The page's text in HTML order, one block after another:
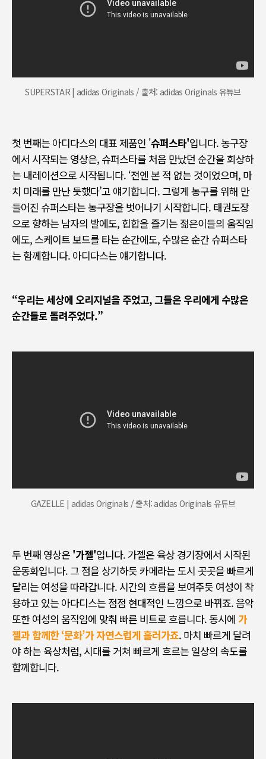
SUPERSTAR | adidas Originals / 출처: adidas Originals 유튜브
첫 번째는 아디다스의 대표 제품인 '슈퍼스타'입니다.농구장
에서 시작되는 영상은, 슈퍼스타를 처음 만났던 순간을 회상하
는 내레이션으로 시작됩니다. ‘전엔 본 적 없는 것이었으며, 마
치 미래를 만난 듯했다’고 얘기합니다. 그렇게 농구를 위해 만
들어진 슈퍼스타는 농구장을 벗어나기 시작합니다. 태권도장
으로 향하는 남자의 발에도, 힙합을 즐기는 젊은이들의 움직임
에도, 스케이트 보드를 타는 순간에도,수많은 순간 슈퍼스타
는 함께합니다. 아디다스는 얘기합니다.
“우리는 세상에 오리지널을 주었고,그들은 우리에게 수많은
순간들로 돌려주었다.”
GAZELLE | adidas Originals / 출처: adidas Originals 유튜브
두 번째 영상은 '가젤'입니다. 가젤은 육상 경기장에서 시작된
운동화입니다. 그 점을 상기하듯 카메라는 도시 곳곳을 빠르게
달리는 여성을 따라갑니다. 시간의 흐름을 보여주듯 여성이 착
용하고 있는 아다디스는 점점 현대적인 느낌으로 바뀌죠. 음악
또한 여성의 움직임에 맞춰 빠른 비트로 흐릅니다.동시에 가
젤과 함께한‘문화’가 자연스럽게 흘러가죠. 마치 빠르게 달려
야 하는 육상처럼, 시대를 거쳐 빠르게 흐르는 일상의 속도를
함께합니다.